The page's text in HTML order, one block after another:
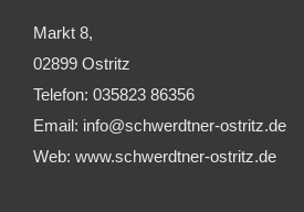
Markt 8,
02899 Ostritz
Telefon: 035823 86356
Email: info@schwerdtner-ostritz.de
Web: www.schwerdtner-ostritz.de